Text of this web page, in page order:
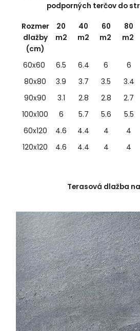
podporných terčov do
Rozmer
dlažby
(cm)
20
m2
40
m2
60
m2
80
m2
60x60 6.5 6.4 6 6
80x80
3.9 3.7 3.5 3.4
90x90
3.1 2.8 2.8 2.7
100x100
6 5.7 5.6 5.5
60x120
4.6 4.4 4 4
120x120
4.6 4.4 4 4
Terasová dlažba